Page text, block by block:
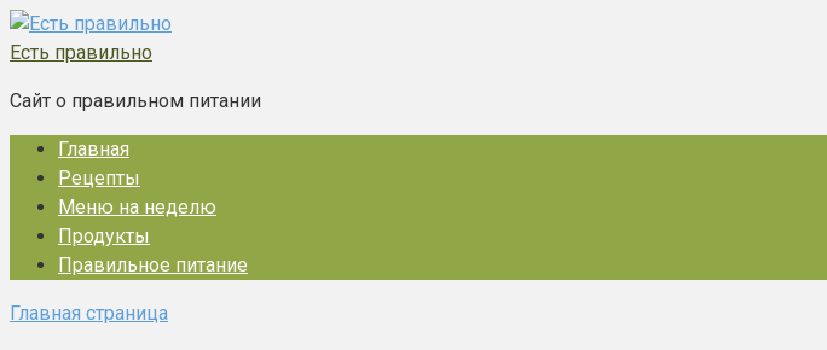
Перейти
к
Есть правильно
Сайт о правильном питании
Главная
Рецепты
Меню на неделю
Продукты
Правильное питание
Главная страница